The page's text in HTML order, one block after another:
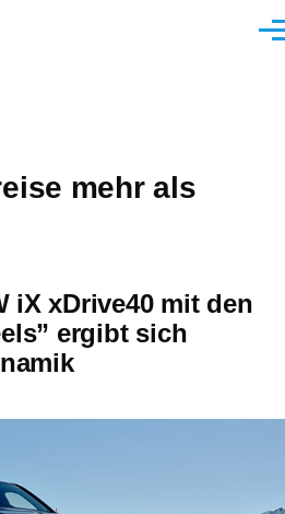
mehr als
iX xDrive40 mit den
ergibt sich